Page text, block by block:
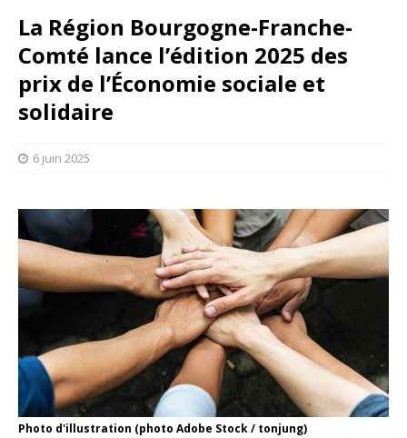
La Région Bourgogne-Franche-
Comté lance l’édition 2025 des
prix de l’Économie sociale et
solidaire
6 juin 2025
Photo d'illustration (photo Adobe Stock / tonjung)